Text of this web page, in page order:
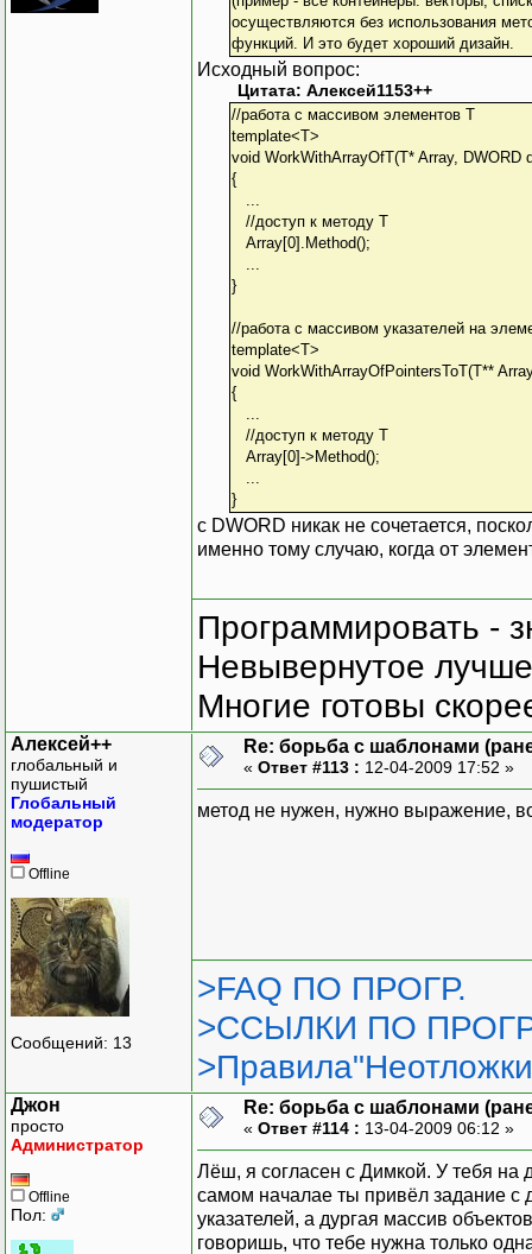
осуществляются без использования
функций. И это будет хороший дизайн.
Исходный вопрос:
Цитата: Алексей1153++
//работа с массивом элементов T
template<T>
void WorkWithArrayOfT(T* Array, DWORD
{
//доступ к методу T
Array[0].Method();
}
//работа с массивом указателей на
template<T>
void WorkWithArrayOfPointersToT(T**
{
//доступ к методу T
Array[0]->Method();
}
с DWORD никак не сочетается,
именно тому случаю, когда от
Программировать -
Невывернутое
Многие готовы
Алексей++
глобальный и
пушистый
Глобальный
модератор
Offline
Сообщений: 13
Re: борьба с шаблонами
« Ответ #113 : 12-04-2009 17:52 »
метод не нужен, нужно выражение,
>FAQ ПО ПРОГР.
>ССЫЛКИ ПО
Джон
просто
Администратор
Offline
Пол:
Re: борьба с шаблонами
« Ответ #114 : 13-04-2009 06:12 »
Лёш, я согласен с Димкой. У тебя на
самом началае ты привёл задание с
указателей, а дургая массив
говоришь, что тебе нужна только